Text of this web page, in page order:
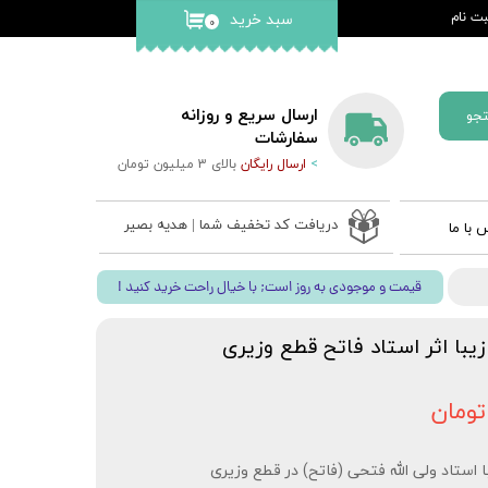
ارسال سریع و روزانه
سفارشات
> ارسال رایگانبالای 3 میلیون تومان
نام
واژه
۰ سبد خرید
نفیس
قلم بصیر
با ما دریافت کد تخفیف شما | هدیه بصیر
! قیمت و موجودی به روز است; با خیال راحت خرید کنید
اثر استاد فاتح قطع وزیری
ولی الله فتحی (فاتح) در قطع وزیری